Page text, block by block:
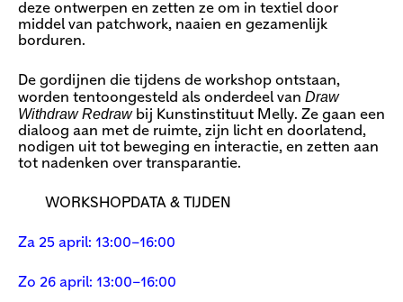
deze ontwerpen en zetten ze om in textiel door
middel van patchwork, naaien en gezamenlijk
borduren.
De gordijnen die tijdens de workshop ontstaan,
worden tentoongesteld als onderdeel van Draw
Withdraw Redrawbij Kunstinstituut Melly. Ze gaan een
dialoog aan met de ruimte, zijn licht en doorlatend,
nodigen uit tot beweging en interactie, en zetten aan
tot nadenken over transparantie.
WORKSHOPDATA & TIJDEN
Za 25 april: 13:00–16:00
Zo 26 april: 13:00–16:00